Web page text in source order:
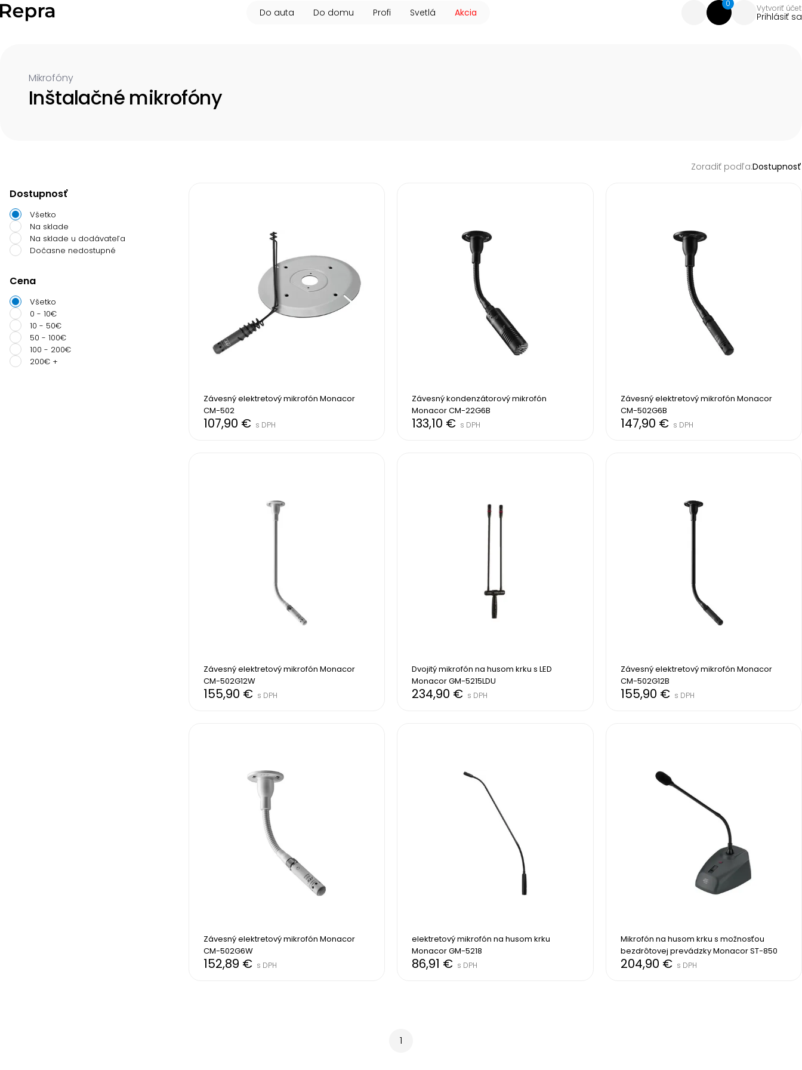
Do auta Do domu Profi Svetlá Akcia
0 Vytvoriť účet
Prihlásiť sa
Mikrofóny
Inštalačné mikrofóny
Dostupnosť
Všetko
Na sklade
Na sklade u dodávateľa
Dočasne nedostupné
Cena
Všetko
0 - 10€
10 - 50€
50 - 100€
100 - 200€
200€ +
Zoradiť podľa:Dostupnosť
Závesný elektretový mikrofón Monacor
CM-502
107,90 € s DPH
Závesný kondenzátorový mikrofón
Monacor CM-22G6B
133,10 € s DPH
Závesný elektretový mikrofón Monacor
CM-502G6B
147,90 € s DPH
Závesný elektretový mikrofón Monacor
CM-502G12W
155,90 € s DPH
Dvojitý mikrofón na husom krku s LED
Monacor GM-5215LDU
234,90 € s DPH
Závesný elektretový mikrofón Monacor
CM-502G12B
155,90 € s DPH
Závesný elektretový mikrofón Monacor
CM-502G6W
152,89 € s DPH
elektretový mikrofón na husom krku
Monacor GM-5218
86,91 € s DPH
Mikrofón na husom krku s možnosťou
bezdrôtovej prevádzky Monacor ST-850
204,90 € s DPH
1